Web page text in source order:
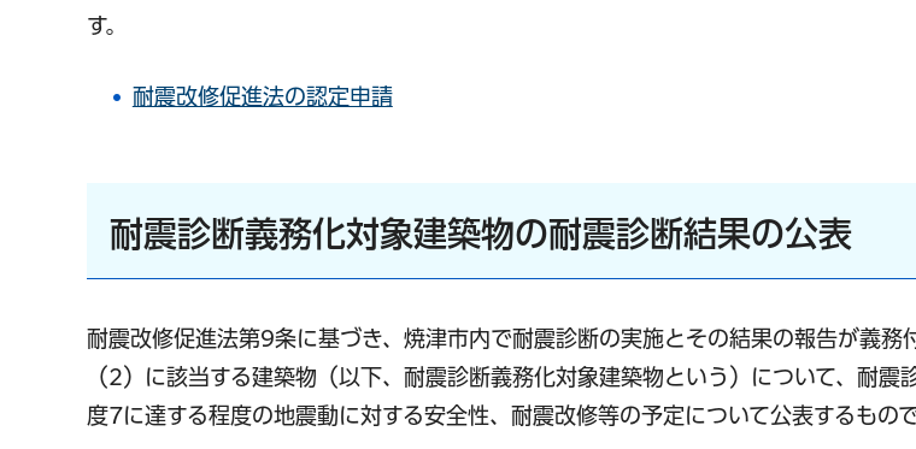
す。
耐震改修促進法の認定申請
耐震診断義務化対象建築物の耐震診断結果の公表
耐震改修促進法第9条に基づき、焼津市内で耐震診断の実施とその結果の報告が義務
（2）に該当する建築物（以下、耐震診断義務化対象建築物という）について、耐震
度7に達する程度の地震動に対する安全性、耐震改修等の予定について公表するもの